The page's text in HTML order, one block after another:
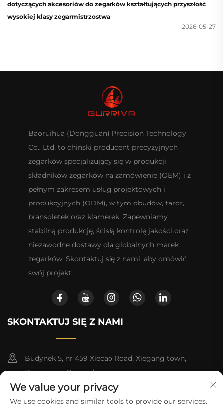
dotyczących akcesoriów do zegarków kształtujących przyszłość
wysokiej klasy zegarmistrzostwa
2026-05-27
Baoruihua (Dongguan) Precision Technology
Co., Ltd. to chiński producent precyzyjnych
zegarków specjalizujący się w produkcji
składników zegarków na zamówienie (OEM) i z
pełnym zakresem usług projektowych i
produkcyjnych (ODM), w tym obudów, tarcz,
bransoletek oraz klamerek. Zapewniamy
stabilną produkcję, ścisłą kontrolę jakości oraz
niezawodne dostawy dla globalnych marek
zegarków. Skontaktuj się z nami, aby omówić
swój projekt.
SKONTAKTUJ SIĘ Z NAMI
Budynek 5, nr 459 Xiecao Road, Xiegang town,
Dongguan, Guangdong
+852-8402 6198
We value your privacy
We use cookies and similar tools to provide our services.